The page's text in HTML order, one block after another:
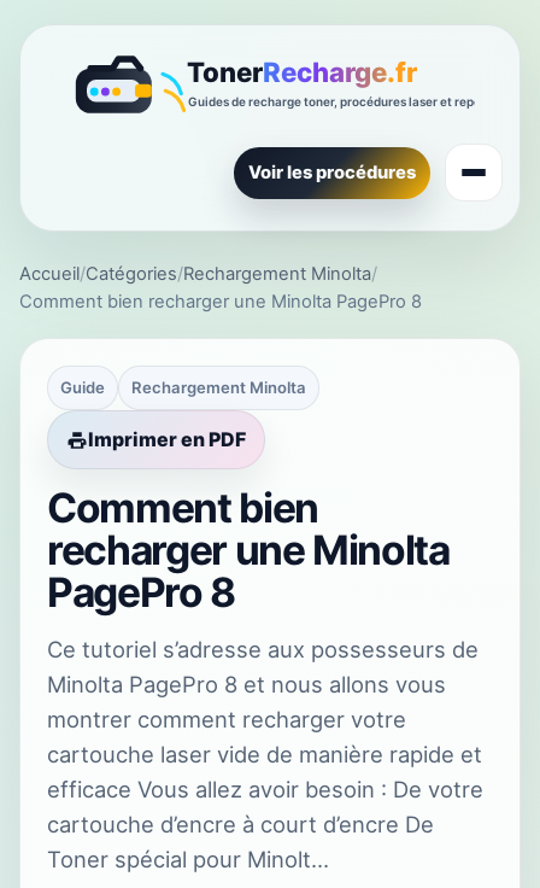
Voir les procédures
Accueil/Catégories/Rechargement Minolta/
Comment bien recharger une Minolta PagePro 8
Guide Rechargement Minolta
Imprimer en PDF
Comment bien
recharger une Minolta
PagePro 8
Ce tutoriel s’adresse aux possesseurs de
Minolta PagePro 8 et nous allons vous
montrer comment recharger votre
cartouche laser vide de manière rapide et
efficace Vous allez avoir besoin : De votre
cartouche d’encre à court d’encre De
Toner spécial pour Minolt…